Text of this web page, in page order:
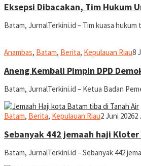
Eksepsi Dibacakan, Tim Hukum
Batam, JurnalTerkini.id – Tim kuasa hukum
Anambas, Batam, Berita, Kepulauan Riau8
Aneng Kembali Pimpin DPD
Batam, JurnalTerkini.id – Ketua Badan
Batam, Berita, Kepulauan Riaujurnal
2 Juni 20262
Sebanyak 442 jemaah haji
Batam, JurnalTerkini.id – Sebanyak 442